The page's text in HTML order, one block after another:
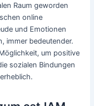
Raum geworden
online
und Emotionen
immer bedeutender.
um positive
sozialen Bindungen